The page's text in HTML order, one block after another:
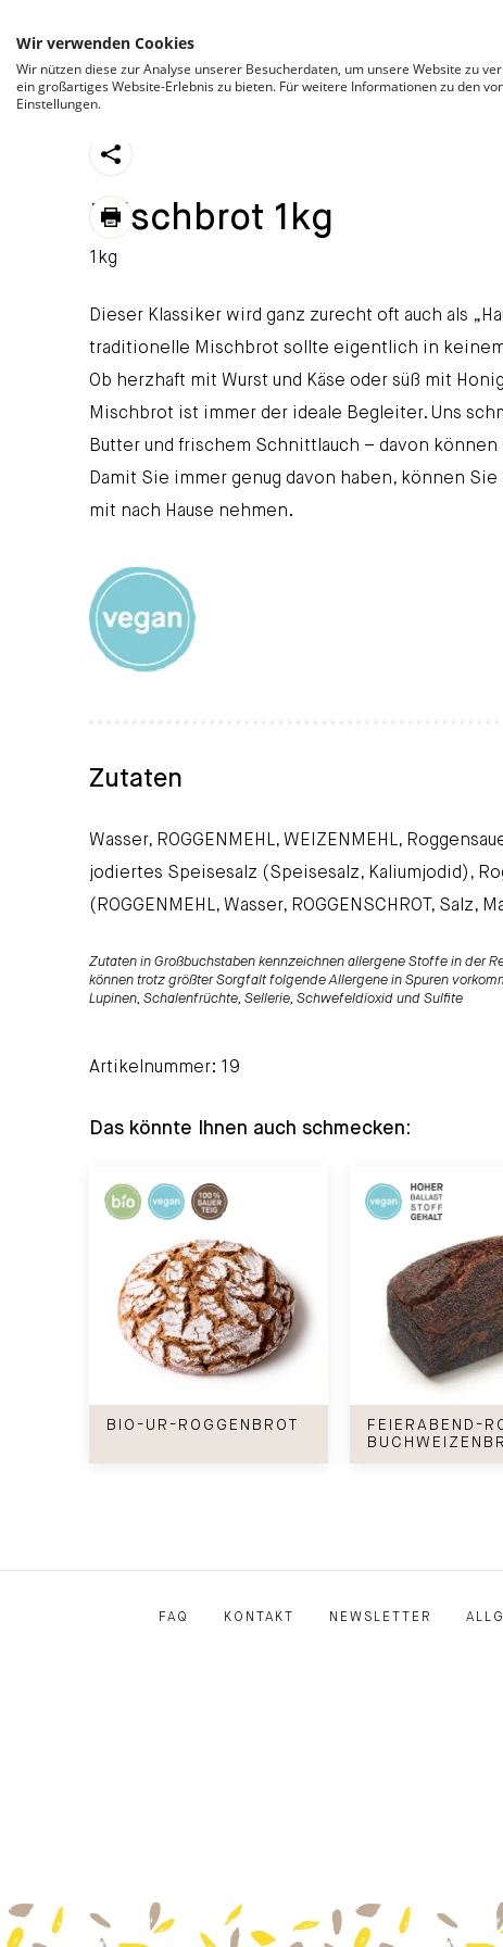
https://stroeck.at/sortiment/mischbrot-1kg/
Toogle share
print
Mischbrot 1kg
1kg
Dieser Klassiker wird ganz zurecht oft auch als
traditionelle Mischbrot sollte eigentlich in
Ob herzhaft mit Wurst und Käse oder süß mit
Mischbrot ist immer der ideale Begleiter. Uns
Butter und frischem Schnittlauch – davon
Damit Sie immer genug davon haben, können
mit nach Hause nehmen.
Zutaten
Wasser, ROGGENMEHL, WEIZENMEHL,
jodiertes Speisesalz (Speisesalz, Kaliumjodid),
(ROGGENMEHL, Wasser, ROGGENSCHROT,
Zutaten in Großbuchstaben kennzeichnen allergene Stoffe in der
können trotz größter Sorgfalt folgende Allergene in Spuren
Lupinen, Schalenfrüchte, Sellerie, Schwefeldioxid und Sulfite
Artikelnummer: 19
Das könnte Ihnen auch schmecken:
Bio-Ur-Roggenbrot
BIO-UR-ROGGENBROT Feierabend-
FEIERABEND-
FAQ KONTAKT NEWSLETTER
Wir verwenden Cookies
Wir nützen diese zur Analyse unserer Besucherdaten, um unsere Website zu
ein großartiges Website-Erlebnis zu bieten. Für weitere Informationen zu den
Einstellungen.